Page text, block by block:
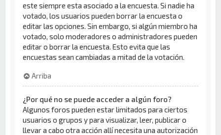
este siempre esta asociado a la encuesta. Si nadie ha
votado, los usuarios pueden borrar la encuesta o
editar las opciones. Sin embargo, si algún miembro ha
votado, solo moderadores o administradores pueden
editar o borrar la encuesta. Esto evita que las
encuestas sean cambiadas a mitad de la votación.
Arriba
¿Por qué no se puede acceder a algún foro?
Algunos foros pueden estar limitados para ciertos
usuarios o grupos y para visualizar, leer, publicar o
llevar a cabo otra acción allí necesita una autorización